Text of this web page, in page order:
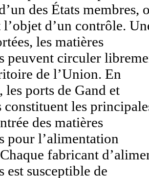
des États membres,
d’un contrôle.
les matières
peuvent circuler
de l’Union. En
les ports de Gand et
constituent les
des matières
pour l’alimentation
fabricant
est susceptible de